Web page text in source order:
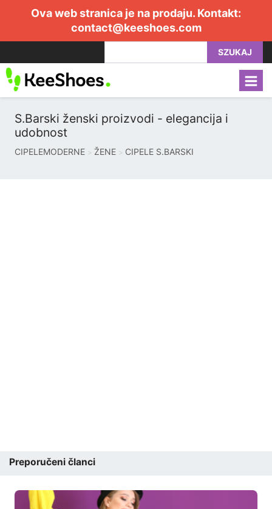
Ova web stranica je na prodaju. Kontakt:
contact@keeshoes.com
SZUKAJ
S.Barski ženski proizvodi - elegancija i
udobnost
CIPELEMODERNE ŽENE CIPELE S.BARSKI
Preporučeni članci